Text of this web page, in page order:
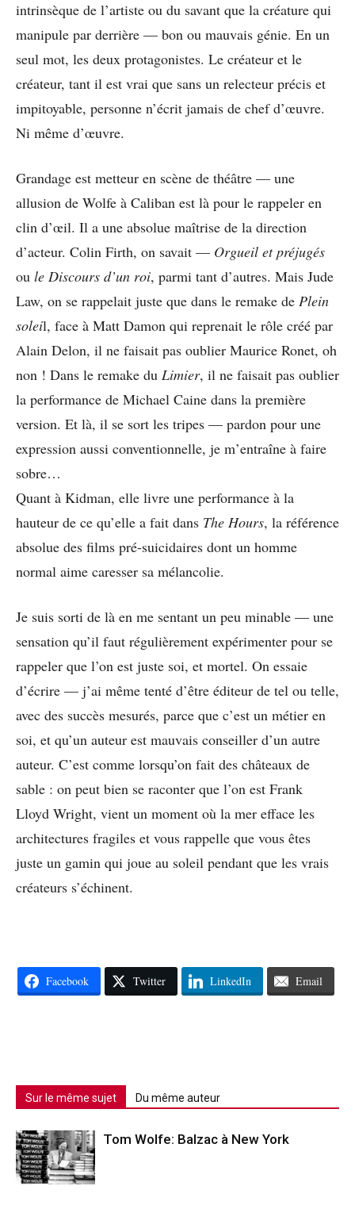
intrinsèque de l’artiste ou du savant que la créature qui
manipule par derrière — bon ou mauvais génie. En un
seul mot, les deux protagonistes. Le créateur et le
créateur, tant il est vrai que sans un relecteur précis et
impitoyable, personne n’écrit jamais de chef d’œuvre.
Ni même d’œuvre.
Grandage est metteur en scène de théâtre — une
allusion de Wolfe à Caliban est là pour le rappeler en
clin d’œil. Il a une absolue maîtrise de la direction
d’acteur. Colin Firth, on savait — Orgueil et préjugés
ou le Discours d’un roi, parmi tant d’autres. Mais Jude
Law, on se rappelait juste que dans le remake de Plein
soleil, face à Matt Damon qui reprenait le rôle créé par
Alain Delon, il ne faisait pas oublier Maurice Ronet, oh
non ! Dans le remake du Limier, il ne faisait pas oublier
la performance de Michael Caine dans la première
version. Et là, il se sort les tripes — pardon pour une
expression aussi conventionnelle, je m’entraîne à faire
sobre…
Quant à Kidman, elle livre une performance à la
hauteur de ce qu’elle a fait dans The Hours, la référence
absolue des films pré-suicidaires dont un homme
normal aime caresser sa mélancolie.
Je suis sorti de là en me sentant un peu minable — une
sensation qu’il faut régulièrement expérimenter pour se
rappeler que l’on est juste soi, et mortel. On essaie
d’écrire — j’ai même tenté d’être éditeur de tel ou telle,
avec des succès mesurés, parce que c’est un métier en
soi, et qu’un auteur est mauvais conseiller d’un autre
auteur. C’est comme lorsqu’on fait des châteaux de
sable : on peut bien se raconter que l’on est Frank
Lloyd Wright, vient un moment où la mer efface les
architectures fragiles et vous rappelle que vous êtes
juste un gamin qui joue au soleil pendant que les vrais
créateurs s’échinent.
Facebook Twitter LinkedIn Email
Sur le même sujet Du même auteur
Tom Wolfe: Balzac à New York